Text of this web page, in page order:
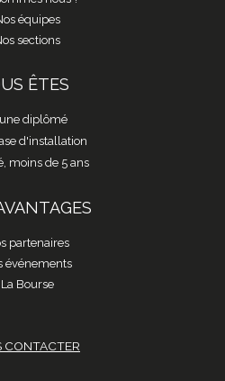
équipes
sections
ÊTES
diplômé
d'installation
moins de 5 ans
partenaires
événements
La Bourse
CONTACTER